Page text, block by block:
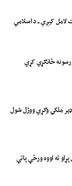
لامل کیږي ــ د اسلامي
ځانګړي کړي
ته اووه ورځې پاتې